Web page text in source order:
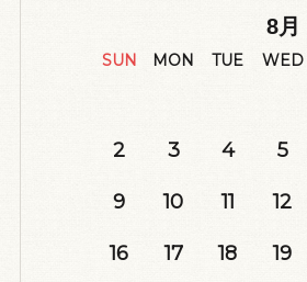
8月
SUN MON TUE WED
2 3 4 5
9 10 11 12
16 17 18 19